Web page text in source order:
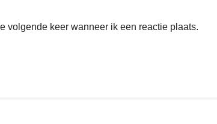
volgende keer wanneer ik een reactie plaats.